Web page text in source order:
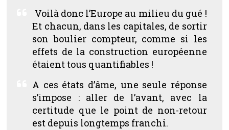
Voilà donc l’Europe au milieu du gué !
Et chacun, dans les capitales, de sortir
son boulier compteur, comme si les
effets de la construction européenne
étaient tous quantifiables !
A ces états d’âme, une seule réponse
s’impose : aller de l’avant, avec la
certitude que le point de non-retour
est depuis longtemps franchi.